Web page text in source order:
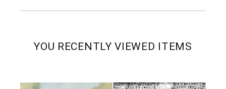
YOU RECENTLY VIEWED ITEMS